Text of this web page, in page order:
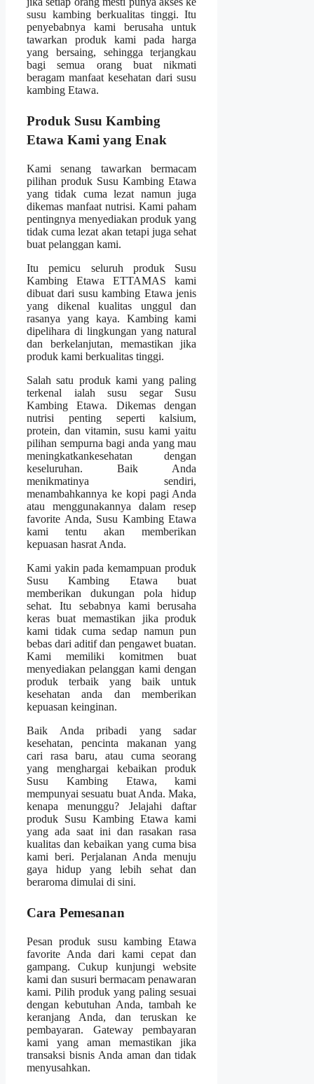
susu kambing berkualitas tinggi. Itu
penyebabnya kami berusaha untuk
tawarkan produk kami pada harga
yang bersaing, sehingga terjangkau
bagi semua orang buat nikmati
beragam manfaat kesehatan dari susu
kambing Etawa.
Produk Susu Kambing
Etawa Kami yang Enak
Kami senang tawarkan bermacam
pilihan produk Susu Kambing Etawa
yang tidak cuma lezat namun juga
dikemas manfaat nutrisi. Kami paham
pentingnya menyediakan produk yang
tidak cuma lezat akan tetapi juga sehat
buat pelanggan kami.
Itu pemicu seluruh produk Susu
Kambing Etawa ETTAMAS kami
dibuat dari susu kambing Etawa jenis
yang dikenal kualitas unggul dan
rasanya yang kaya. Kambing kami
dipelihara di lingkungan yang natural
dan berkelanjutan, memastikan jika
produk kami berkualitas tinggi.
Salah satu produk kami yang paling
terkenal ialah susu segar Susu
Kambing Etawa. Dikemas dengan
nutrisi penting seperti kalsium,
protein, dan vitamin, susu kami yaitu
pilihan sempurna bagi anda yang mau
meningkatkankesehatan dengan
keseluruhan. Baik Anda
menikmatinya sendiri,
menambahkannya ke kopi pagi Anda
atau menggunakannya dalam resep
favorite Anda, Susu Kambing Etawa
kami tentu akan memberikan
kepuasan hasrat Anda.
Kami yakin pada kemampuan produk
Susu Kambing Etawa buat
memberikan dukungan pola hidup
sehat. Itu sebabnya kami berusaha
keras buat memastikan jika produk
kami tidak cuma sedap namun pun
bebas dari aditif dan pengawet buatan.
Kami memiliki komitmen buat
menyediakan pelanggan kami dengan
produk terbaik yang baik untuk
kesehatan anda dan memberikan
kepuasan keinginan.
Baik Anda pribadi yang sadar
kesehatan, pencinta makanan yang
cari rasa baru, atau cuma seorang
yang menghargai kebaikan produk
Susu Kambing Etawa, kami
mempunyai sesuatu buat Anda. Maka,
kenapa menunggu? Jelajahi daftar
produk Susu Kambing Etawa kami
yang ada saat ini dan rasakan rasa
kualitas dan kebaikan yang cuma bisa
kami beri. Perjalanan Anda menuju
gaya hidup yang lebih sehat dan
beraroma dimulai di sini.
Cara Pemesanan
Pesan produk susu kambing Etawa
favorite Anda dari kami cepat dan
gampang. Cukup kunjungi website
kami dan susuri bermacam penawaran
kami. Pilih produk yang paling sesuai
dengan kebutuhan Anda, tambah ke
keranjang Anda, dan teruskan ke
pembayaran. Gateway pembayaran
kami yang aman memastikan jika
transaksi bisnis Anda aman dan tidak
menyusahkan.